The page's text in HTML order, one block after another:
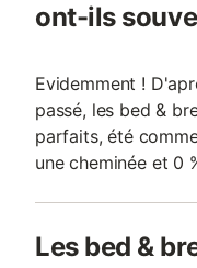
ont-ils
Evidemment !
passé, les bed &
parfaits, été
une cheminée et 0
Les bed &